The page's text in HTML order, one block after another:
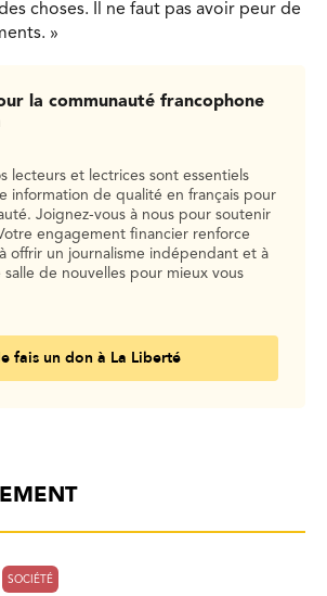
choses. Il ne faut pas avoir peur de
»
la communauté francophone
lecteurs et lectrices sont essentiels
information de qualité en français pour
Joignez-vous à nous pour soutenir
engagement financier renforce
offrir un journalisme indépendant et à
de nouvelles pour mieux vous
fais un don à La Liberté
SOCIÉTÉ